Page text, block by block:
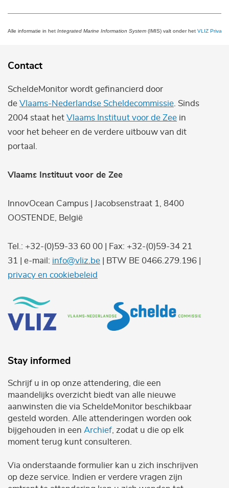
Alle informatie in het Integrated Marine Information System (IMIS) valt onder het VLIZ Privacy
Contact
ScheldeMonitor wordt gefinancierd door
de Vlaams-Nederlandse Scheldecommissie . Sinds
2004 staat het Vlaams Instituut voor de Zee in
voor het beheer en de verdere uitbouw van dit
portaal.
Vlaams Instituut voor de Zee
InnovOcean Campus | Jacobsenstraat 1, 8400
OOSTENDE, België
Tel.: +32-(0)59-33 60 00 | Fax: +32-(0)59-34 21
31 | e-mail: info@vliz.be | BTW BE 0466.279.196 |
privacy en cookiebeleid
Stay informed
Schrijf u in op onze attendering, die een
maandelijks overzicht biedt van alle nieuwe
aanwinsten die via ScheldeMonitor beschikbaar
gesteld worden. Alle attenderingen worden ook
bijgehouden in een Archief , zodat u die op elk
moment terug kunt consulteren.
Via onderstaande formulier kan u zich inschrijven
op deze service. Indien er verdere vragen zijn